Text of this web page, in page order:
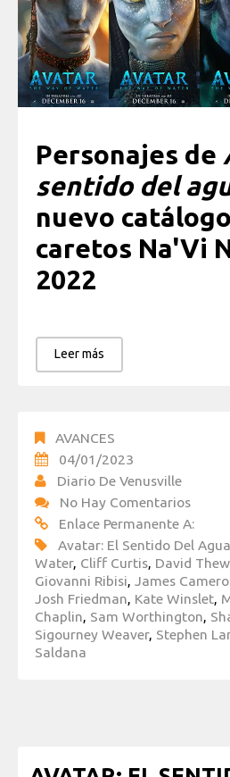
Personajes de
sentido del
nuevo
caretos Na'Vi
2022
Leer más
AVANCES
04/01/2023
Diario De Venusville
No Hay Comentarios
Enlace Permanente A:
Avatar: El Sentido Del Agua
Water, Cliff Curtis, David
Giovanni Ribisi, James
Josh Friedman, Kate Winslet,
Chaplin, Sam Worthington,
Sigourney Weaver, Stephen
Saldana